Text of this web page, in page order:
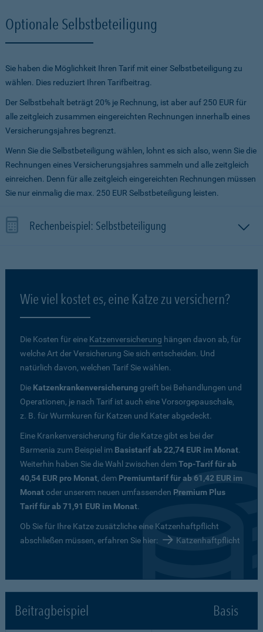
Optionale Selbstbeteiligung
Sie haben die Möglichkeit Ihren Tarif mit einer Selbstbeteiligung zu
wählen. Dies reduziert Ihren Tarifbeitrag.
Der Selbstbehalt beträgt 20% je Rechnung, ist aber auf 250 EUR für
alle zeitgleich zusammen eingereichten Rechnungen innerhalb eines
Versicherungsjahres begrenzt.
Wenn Sie die Selbstbeteiligung wählen, lohnt es sich also, wenn Sie die
Rechnungen eines Versicherungsjahres sammeln und alle zeitgleich
einreichen. Denn für alle zeitgleich eingereichten Rechnungen müssen
Sie nur einmalig die max. 250 EUR Selbstbeteiligung leisten.
Rechenbeispiel: Selbstbeteiligung
Wie viel kostet es, eine Katze zu versichern?
Die Kosten für eine Katzenversicherung hängen davon ab, für
welche Art der Versicherung Sie sich entscheiden. Und
natürlich davon, welchen Tarif Sie wählen.
Die Katzenkrankenversicherung greift bei Behandlungen und
Operationen, je nach Tarif ist auch eine Vorsorgepauschale,
z. B. für Wurmkuren für Katzen und Kater abgedeckt.
Eine Krankenversicherung für die Katze gibt es bei der
Barmenia zum Beispiel im Basistarif ab 22,74 EUR im Monat.
Weiterhin haben Sie die Wahl zwischen demTop-Tarif für ab
40,54 EUR pro Monat, dem Premiumtarif für ab 61,42 EUR im
Monatoder unserem neuen umfassenden Premium Plus
Tarif für ab 71,91 EUR im Monat.
Ob Sie für Ihre Katze zusätzliche eine Katzenhaftpflicht
abschließen müssen, erfahren Sie hier:
Katzenhaftpflicht
Beitragbeispiel Basis